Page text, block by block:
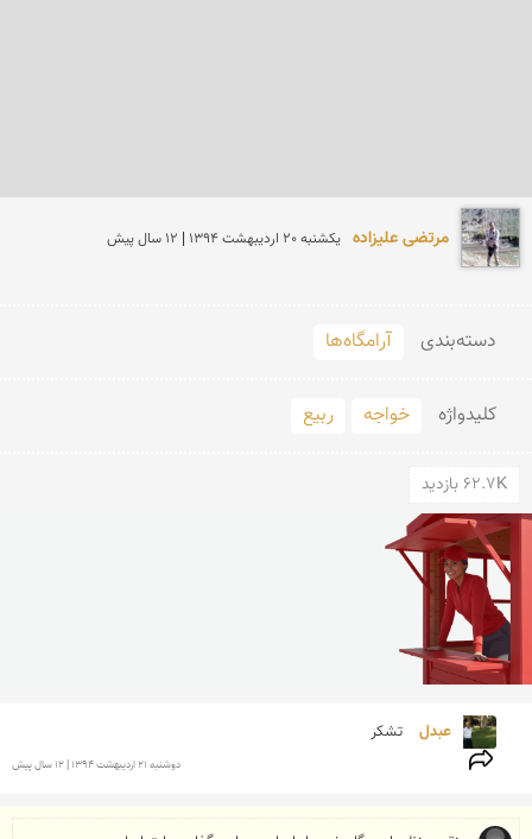
مرتضی علیزاده يكشنبه 20 ارديبهشت 1394 | 12 سال پیش
دسته‌بندی آرامگاه‌ها
کلید‌واژه خواجه ربیع
62.7K بازدید
عبدل تشکر
دوشنبه 21 ارديبهشت 1394 | 12 سال پیش